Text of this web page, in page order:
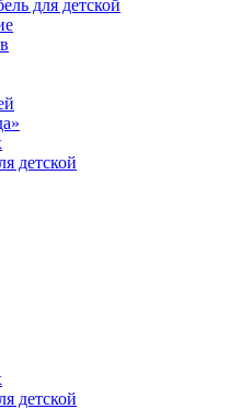
для детской
детской
детской